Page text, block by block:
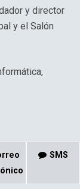
y director
y el Salón
SMS